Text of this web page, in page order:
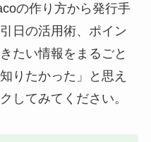
の作り方から発行手
日の活用術、ポイン
たい情報をまるごと
りたかった」と思え
してみてください。